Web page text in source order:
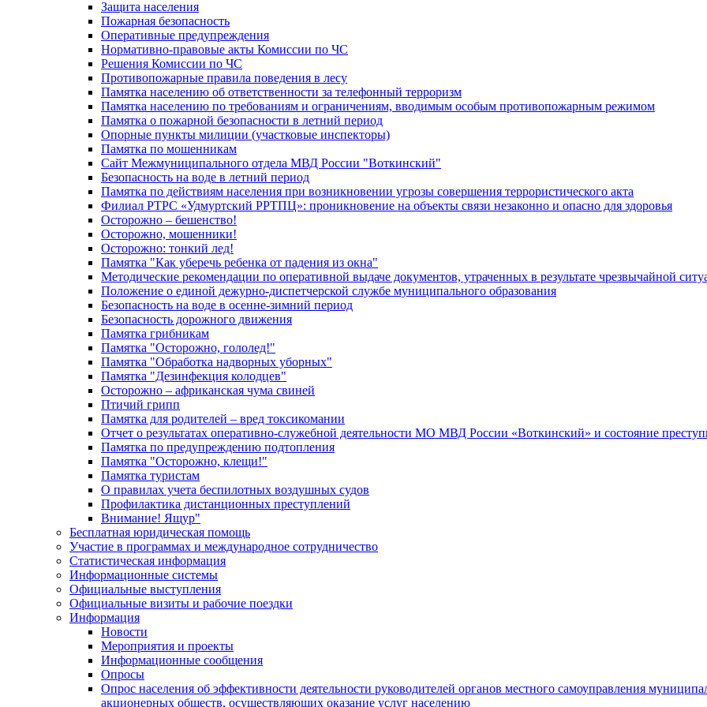
Защита населения
Пожарная безопасность
Оперативные предупреждения
Нормативно-правовые акты Комиссии по ЧС
Решения Комиссии по ЧС
Противопожарные правила поведения в лесу
Памятка населению об ответственности за телефонный терроризм
Памятка населению по требованиям и ограничениям, вводимым особым противопожарным режимом
Памятка о пожарной безопасности в летний период
Опорные пункты милиции (участковые инспекторы)
Памятка по мошенникам
Сайт Межмуниципального отдела МВД России "Воткинский"
Безопасность на воде в летний период
Памятка по действиям населения при возникновении угрозы совершения террористического акта
Филиал РТРС «Удмуртский РРТПЦ»: проникновение на объекты связи незаконно и опасно для здоровья
Осторожно – бешенство!
Осторожно, мошенники!
Осторожно: тонкий лед!
Памятка "Как уберечь ребенка от падения из окна"
Методические рекомендации по оперативной выдаче документов, утраченных в результате чрезвычайной
Положение о единой дежурно-диспетчерской службе муниципального образования
Безопасность на воде в осенне-зимний период
Безопасность дорожного движения
Памятка грибникам
Памятка "Осторожно, гололед!"
Памятка "Обработка надворных уборных"
Памятка "Дезинфекция колодцев"
Осторожно – африканская чума свиней
Птичий грипп
Памятка для родителей – вред токсикомании
Отчет о результатах оперативно-служебной деятельности МО МВД России «Воткинский» и состояние
Памятка по предупреждению подтопления
Памятка "Осторожно, клещи!"
Памятка туристам
О правилах учета беспилотных воздушных судов
Профилактика дистанционных преступлений
Внимание! Ящур"
Бесплатная юридическая помощь
Участие в программах и международное сотрудничество
Статистическая информация
Информационные системы
Официальные выступления
Официальные визиты и рабочие поездки
Информация
Новости
Мероприятия и проекты
Информационные сообщения
Опросы
Опрос населения об эффективности деятельности руководителей органов местного самоуправления
акционерных обществ, осуществляющих оказание услуг населению